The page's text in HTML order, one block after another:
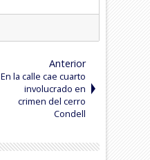
Anterior
En la calle cae cuarto
involucrado en
crimen del cerro
Condell